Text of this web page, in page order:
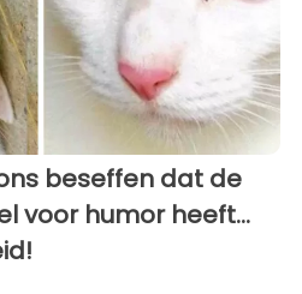
beseffen dat de
voor humor heeft...